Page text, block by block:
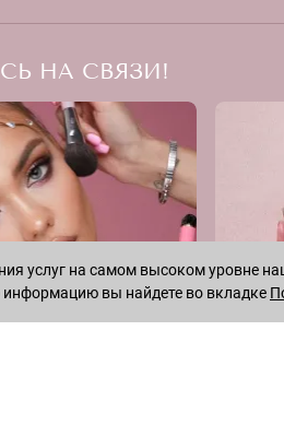
НА СВЯЗИ!
услуг на самом высоком уровне
вы найдете во вкладке